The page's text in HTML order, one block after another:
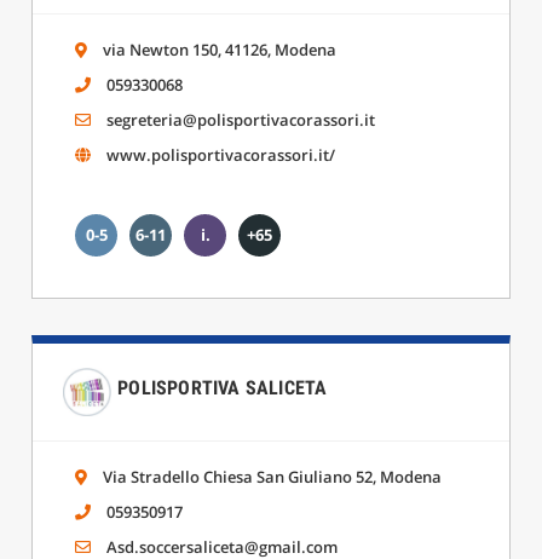
via Newton 150, 41126, Modena
059330068
segreteria@polisportivacorassori.it
www.polisportivacorassori.it/
0-5 6-11 i. +65
POLISPORTIVA SALICETA
Via Stradello Chiesa San Giuliano 52, Modena
059350917
Asd.soccersaliceta@gmail.com